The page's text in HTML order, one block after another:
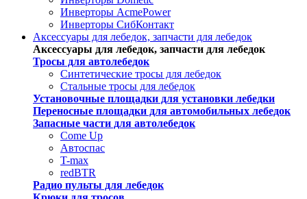
Инверторы AcmePower
Инверторы СибКонтакт
Аксессуары для лебедок, запчасти для лебедок
Аксессуары для лебедок, запчасти для лебедок
Тросы для автолебедок
Синтетические тросы для лебедок
Стальные тросы для лебедок
Установочные площадки для установки лебедки
Переносные площадки для автомобильных лебедок
Запасные части для автолебедок
Come Up
Автоспас
T-max
redBTR
Радио пульты для лебедок